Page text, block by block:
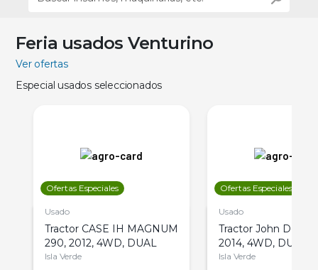
Feria usados Venturino
Ver ofertas
Especial usados seleccionados
Ofertas Especiales
Usado
Tractor CASE IH MAGNUM
290, 2012, 4WD, DUAL
Isla Verde
Ofertas Especiales
Usado
Tractor John Deere
2014, 4WD, DUAL
Isla Verde